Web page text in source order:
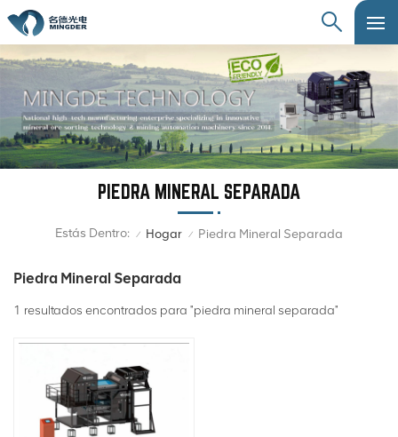
PIEDRA MINERAL SEPARADA
Estás Dentro: / Hogar / Piedra Mineral Separada
Piedra Mineral Separada
1 resultados encontrados para "piedra mineral separada"